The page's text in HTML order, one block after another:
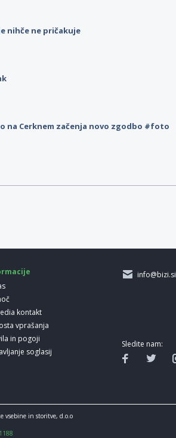
nihče ne pričakuje
na Cerknem začenja novo zgodbo #foto
kontakt
vprašanja
in pogoji
soglasij
info@bizi.si
Sledite nam:
vsebine in storitve, d.o.o
1188